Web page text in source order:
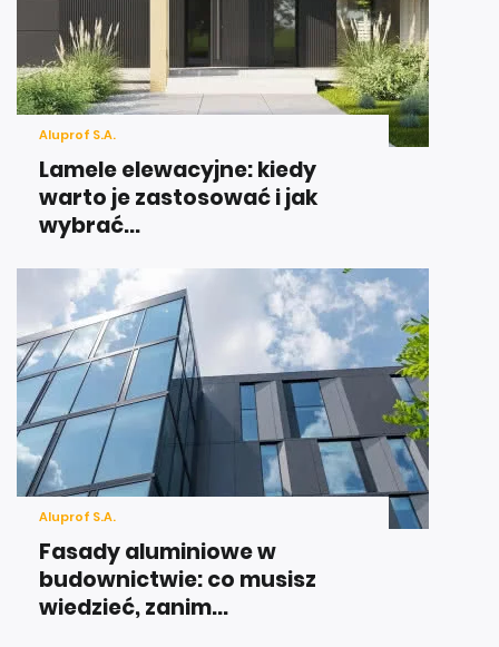
Aluprof S.A.
Lamele elewacyjne: kiedy
warto je zastosować i jak
wybrać...
Aluprof S.A.
Fasady aluminiowe w
budownictwie: co musisz
wiedzieć, zanim...